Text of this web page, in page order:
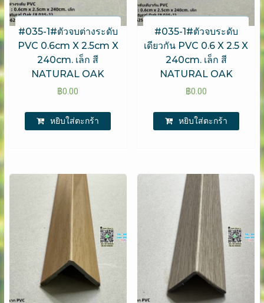
#035-1#ตัวจบต่างระดับ
PVC 0.6cm X 2.5cm X
240cm. เล็ก สี
NATURAL OAK
฿0.00
หยิบใส่ตะกร้า
#035-1#ตัวจบระดับ
เดียวกัน PVC 0.6 X 2.5 X
240cm. เล็ก สี
NATURAL OAK
฿0.00
หยิบใส่ตะกร้า